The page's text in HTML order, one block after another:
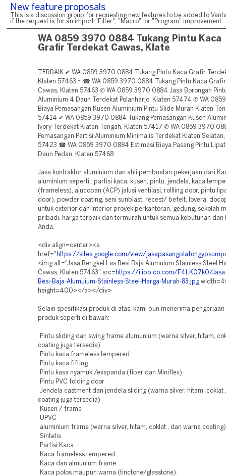
New feature proposals
This is a discussion group for requesting new features to be added to
if the request is for an import "Filter", "Macro", or "Program" improvement.
WA 0859 3970 0884 Tukang Pintu Kaca
Grafir Terdekat Cawas, Klate
TERBAIK ✔ WA 0859 3970 0884 Tukang Pintu Kaca Grafir
Klaten 57463 ~ ☎ WA 0859 3970 0884 Tukang Pintu Kaca
Cawas, Klaten 57463 ✆ WA 0859 3970 0884 Jasa Borongan
Aluminium 4 Daun Terdekat Polanharjo, Klaten 57474 ✆ WA
Biaya Pemasangan Kusen Aluminium Pintu Slide Murah Klaten
57414 ✔ WA 0859 3970 0884 Tukang Pemasangan Kusen
Ivory Terdekat Klaten Tengah, Klaten 57417 ✆ WA 0859 3970
Pemasangan Partisi Aluminium Minimalis Terdekat Klaten
57423 ☎ WA 0859 3970 0884 Estimasi Biaya Pasang Pintu
Daun Pedan, Klaten 57468
Jasa kontraktor aluminium dan ahli pembuatan pekerjaan dari
aluminium seperti : partisi kaca, kusen, pintu, jendela, kaca
(frameless), alucopan (ACP) jalusi ventilasi, rollling door, pintu
door), powder coating, seni sunblast, recest/ befelt, lovera,
untuk exterior dan interior proyek perkantoran, gedung, sekolah
pribadi. harga terbaik dan termurah untuk semua kebutuhan dan
Anda.
<div align=center><a
href=" https://sites.google.com/view/
<img alt="Jasa Bengkel Las Besi Baja Alumuium Stainless Steel
Cawas, Klaten 57463" src= https://i.ibb.co.com/F4LK07k0/Jasa-
Besi-Baja-Alumuium-Stainless-Steel-Harga-Murah-83.jpg
height=400></a></div>
Selain spesifikasi produk di atas, kami pun menerima
produk seperti di bawah:
Pintu sliding dan swing frame alumunium (warna silver, hitam,
coating juga tersedia)
Pintu kaca frameless tempered
Pintu kaca fifting
Pintu kasa nyamuk /exspanda (fiber dan Miniflex)
Pintu PVC folding door
Jendela castment dan jendela sliding (warna silver, hitam, coklat
coating juga tersedia)
Kusen / frame
UPVC
aluminium frame (warna silver, hitam, coklat , dan warna coating)
Sintetis
Partisi Kaca
Kaca frameless tempered
Kaca dan almunium frame
Kaca polos maupun warna (tinctone/glasstone).